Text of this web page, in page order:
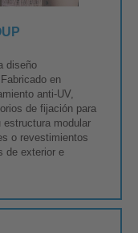
diseño
en
anti-UV,
de fijación para
modular
o revestimientos
de exterior e